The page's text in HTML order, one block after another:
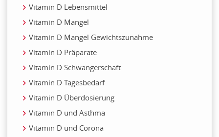
Vitamin D Lebensmittel
Vitamin D Mangel
Vitamin D Mangel Gewichtszunahme
Vitamin D Präparate
Vitamin D Schwangerschaft
Vitamin D Tagesbedarf
Vitamin D Überdosierung
Vitamin D und Asthma
Vitamin D und Corona